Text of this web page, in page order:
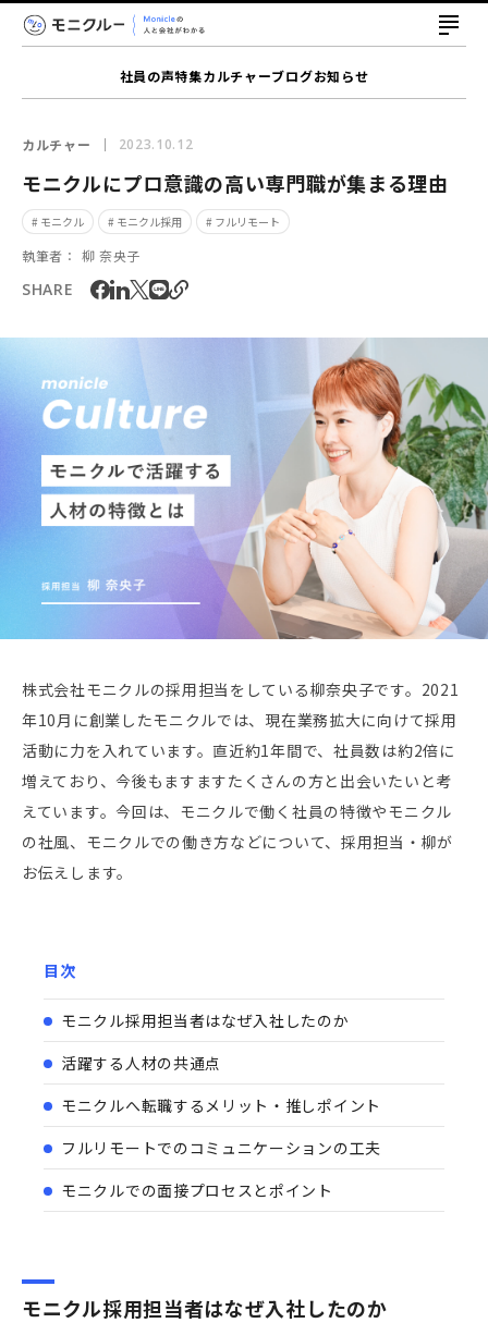
社員の声特集カルチャーブログお知らせ
カルチャー 2023.10.12
モニクルにプロ意識の高い専門職が集まる理由
# モニクル # モニクル採用 # フルリモート
執筆者： 柳 奈央子
SHARE
株式会社モニクルの採用担当をしている柳奈央子です。2021
年10月に創業したモニクルでは、現在業務拡大に向けて採用
活動に力を入れています。直近約1年間で、社員数は約2倍に
増えており、今後もますますたくさんの方と出会いたいと考
えています。今回は、モニクルで働く社員の特徴やモニクル
の社風、モニクルでの働き方などについて、採用担当・柳が
お伝えします。
目次
モニクル採用担当者はなぜ入社したのか
活躍する人材の共通点
モニクルへ転職するメリット・推しポイント
フルリモートでのコミュニケーションの工夫
モニクルでの面接プロセスとポイント
モニクル採用担当者はなぜ入社したのか